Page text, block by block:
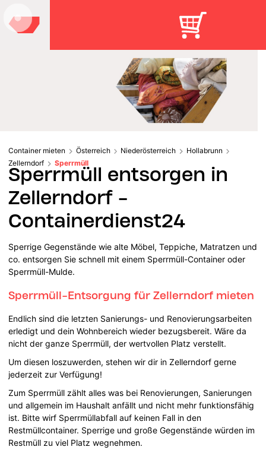
Container mieten Österreich Niederösterreich
Hollabrunn
Zellerndorf
Sperrmüll
Sperrmüll entsorgen in
Zellerndorf -
Containerdienst24
Sperrige Gegenstände wie alte Möbel, Teppiche, Matratzen und
co. entsorgen Sie schnell mit einem Sperrmüll-Container oder
Sperrmüll-Mulde.
Sperrmüll-Entsorgung für Zellerndorf mieten
Endlich sind die letzten Sanierungs- und Renovierungsarbeiten
erledigt und dein Wohnbereich wieder bezugsbereit. Wäre da
nicht der ganze Sperrmüll, der wertvollen Platz verstellt.
Um diesen loszuwerden, stehen wir dir in Zellerndorf gerne
jederzeit zur Verfügung!
Zum Sperrmüll zählt alles was bei Renovierungen, Sanierungen
und allgemein im Haushalt anfällt und nicht mehr funktionsfähig
ist. Bitte wirf Sperrmüllabfall auf keinen Fall in den
Restmüllcontainer. Sperrige und große Gegenstände würden im
Restmüll zu viel Platz wegnehmen.